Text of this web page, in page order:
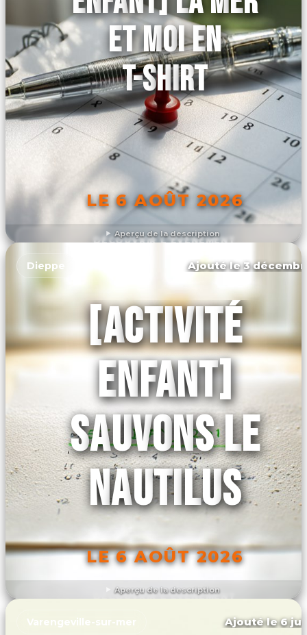
Aperçu de la description
ET MOI EN
T-SHIRT
LE 6 AOÛT 2026
DÉCOUVRIR L'ÉVÉNEMENT
Aperçu de la description
Dieppe Ajouté le 3
[ACTIVITÉ
ENFANT]
SAUVONS LE
NAUTILUS
LE 6 AOÛT 2026
DÉCOUVRIR L'ÉVÉNEMENT
Varengeville-sur-mer Ajouté le 6